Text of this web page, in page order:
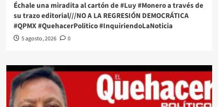
Échale una miradita al cartón de #Luy #Monero a través de
su trazo editorial///NO A LA REGRESIÓN DEMOCRÁTICA
#QPMX #QuehacerPolitico #InquiriendoLaNoticia
5 agosto, 2026 0